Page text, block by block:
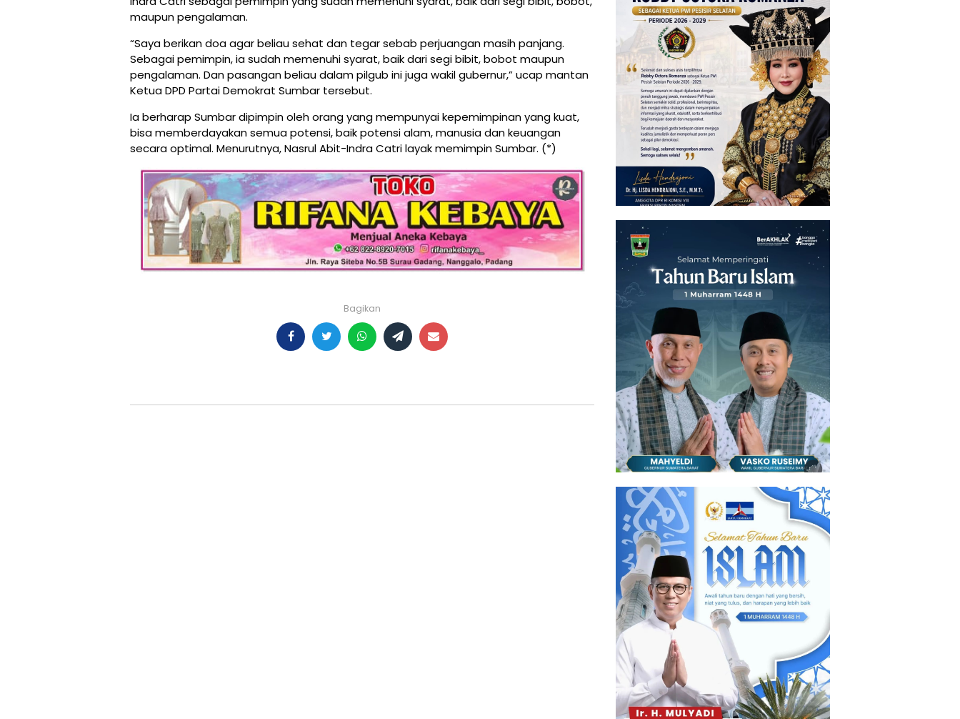
maupun pengalaman.
“Saya berikan doa agar beliau sehat dan tegar sebab perjuangan masih panjang.
Sebagai pemimpin, ia sudah memenuhi syarat, baik dari segi bibit, bobot maupun
pengalaman. Dan pasangan beliau dalam pilgub ini juga wakil gubernur,” ucap mantan
Ketua DPD Partai Demokrat Sumbar tersebut.
Ia berharap Sumbar dipimpin oleh orang yang mempunyai kepemimpinan yang kuat,
bisa memberdayakan semua potensi, baik potensi alam, manusia dan keuangan
secara optimal. Menurutnya, Nasrul Abit-Indra Catri layak memimpin Sumbar. (*)
Bagikan